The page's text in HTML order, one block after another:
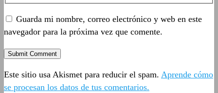
Guarda mi nombre, correo electrónico y web en este
navegador para la próxima vez que comente.
Este sitio usa Akismet para reducir el spam. Aprende cómo
se procesan los datos de tus comentarios.